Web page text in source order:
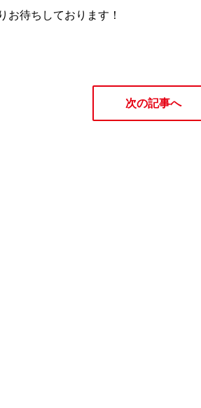
お待ちしております！
次の記事へ